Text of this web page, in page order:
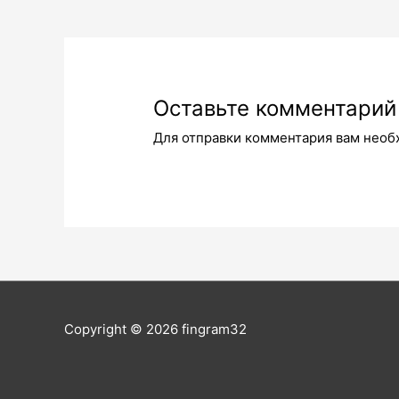
Оставьте комментарий
Для отправки комментария вам
Copyright © 2026 fingram32